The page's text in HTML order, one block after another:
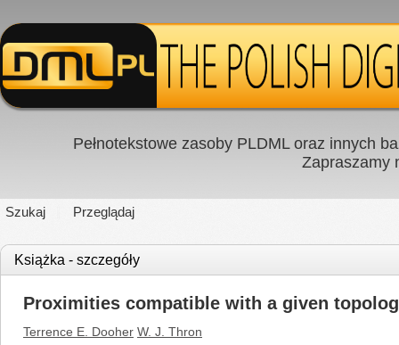
Pełnotekstowe zasoby PLDML oraz innych
Zapraszamy
Szukaj Przeglądaj
Książka - szczegóły
Proximities compatible with a given
Terrence E. Dooher W. J. Thron